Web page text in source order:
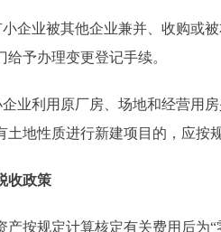
业被其他企业兼并、收购或被
给予办理变更登记手续。
利用原厂房、场地和经营用房
土地性质进行新建项目的，应按
收政策
规定计算核定有关费用后为“